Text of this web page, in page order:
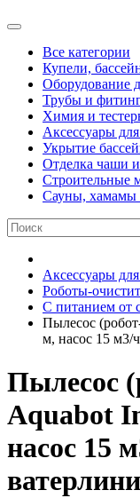
Все категории
Купели,
Оборудование
Трубы и
Химия и
Аксессуары
Укрытие
Отделка чаши
Строительные
Сауны, хамамы
Аксессуары
Роботы-
С питанием от
Пылесос
м, насос 15 м3/
Пылесос
Aquabot
насос 15